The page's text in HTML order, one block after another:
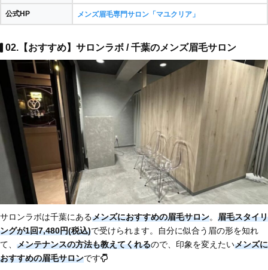
公式HP メンズ眉毛専門サロン「マユクリア」
02.【おすすめ】サロンラボ / 千葉のメンズ眉毛サロン
サロンラボは千葉にあるメンズにおすすめの眉毛サロン。 眉毛スタイリ
ングが1回7,480円(税込)で受けられます。自分に似合う眉の形を知れ
て、 メンテナンスの方法も教えてくれるので、印象を変えたいメンズに
おすすめの眉毛サロンです